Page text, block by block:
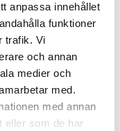
anpassa innehållet
funktioner
trafik. Vi
och annan
medier och
med.
med annan
eller som de har
för perfekta stygn
70-90